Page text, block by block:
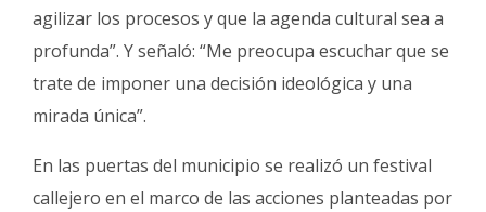
agilizar los procesos y que la agenda cultural sea a
profunda”. Y señaló: “Me preocupa escuchar que se
trate de imponer una decisión ideológica y una
mirada única”.
En las puertas del municipio se realizó un festival
callejero en el marco de las acciones planteadas por